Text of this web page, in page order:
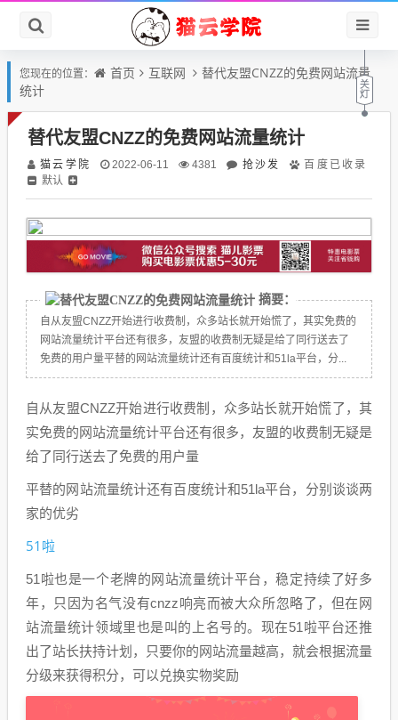
您现在的位置： 首页 互联网
替代友盟CNZZ的免费网站流量
统计
替代友盟CNZZ的免费网站流量统计
猫云学院 2022-06-11 4381 抢沙发 百度已收录
默认
摘要：
自从友盟CNZZ开始进行收费制，众多站长就开始慌了，其实免费的
网站流量统计平台还有很多，友盟的收费制无疑是给了同行送去了
免费的用户量平替的网站流量统计还有百度统计和51la平台，分...
自从友盟CNZZ开始进行收费制，众多站长就开始慌了，其
实免费的网站流量统计平台还有很多，友盟的收费制无疑是
给了同行送去了免费的用户量
平替的网站流量统计还有百度统计和51la平台，分别谈谈两
家的优劣
51啦
51啦也是一个老牌的网站流量统计平台，稳定持续了好多
年，只因为名气没有cnzz响亮而被大众所忽略了，但在网
站流量统计领域里也是叫的上名号的。现在51啦平台还推
出了站长扶持计划，只要你的网站流量越高，就会根据流量
分级来获得积分，可以兑换实物奖励